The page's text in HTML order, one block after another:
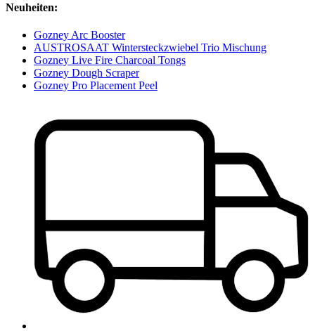
Neuheiten:
Gozney Arc Booster
AUSTROSAAT Wintersteckzwiebel Trio Mischung
Gozney Live Fire Charcoal Tongs
Gozney Dough Scraper
Gozney Pro Placement Peel